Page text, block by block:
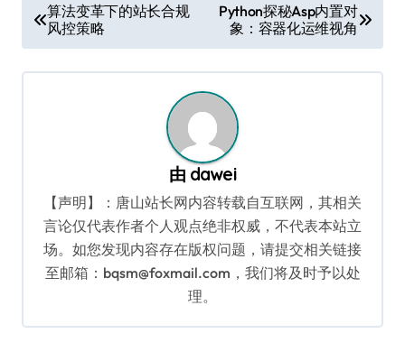
章
导
算法变革下的站长合规
风控策略
Python探秘Asp内置对
象：容器化运维视角
由 dawei
【声明】：唐山站长网内容转载自互联网，其相关
言论仅代表作者个人观点绝非权威，不代表本站立
场。如您发现内容存在版权问题，请提交相关链接
至邮箱：bqsm@foxmail.com，我们将及时予以处
理。